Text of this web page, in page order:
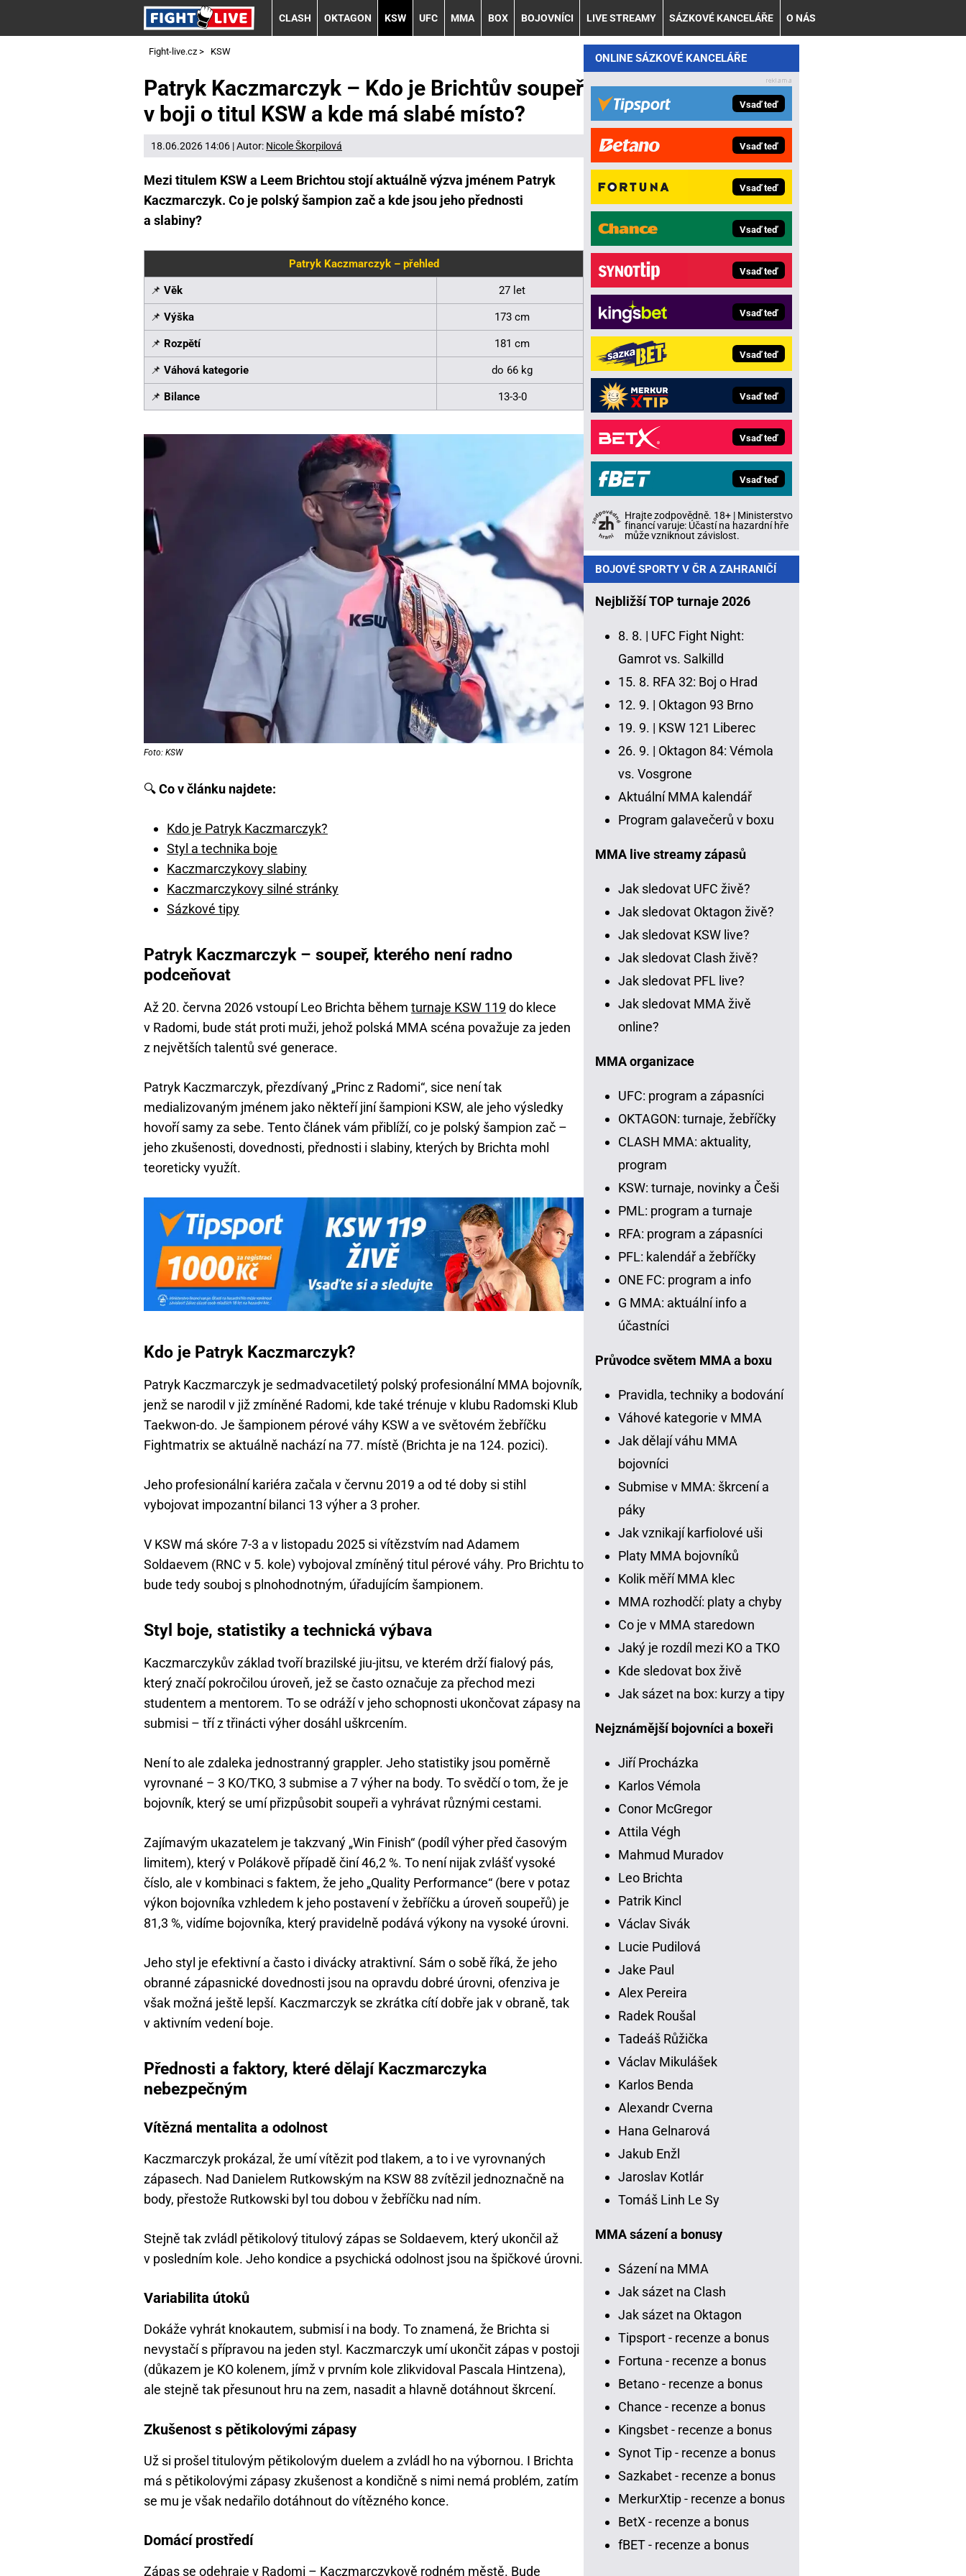
CLASH OKTAGON KSW UFC MMA BOX BOJOVNÍCI LIVE STREAMY SÁZKOVÉ KANCELÁŘE O NÁS
Fight-live.cz > KSW
Patryk Kaczmarczyk – Kdo je Brichtův soupeř
v boji o titul KSW a kde má slabé místo?
18.06.2026 14:06 | Autor: Nicole Škorpilová
Mezi titulem KSW a Leem Brichtou stojí aktuálně výzva jménem Patryk
Kaczmarczyk. Co je polský šampion zač a kde jsou jeho přednosti
a slabiny?
Patryk Kaczmarczyk – přehled
📌 Věk 27 let
📌 Výška 173 cm
📌 Rozpětí 181 cm
📌 Váhová kategorie do 66 kg
📌 Bilance 13-3-0
Foto: KSW
🔍Co v článku najdete:
Kdo je Patryk Kaczmarczyk?
Styl a technika boje
Kaczmarczykovy slabiny
Kaczmarczykovy silné stránky
Sázkové tipy
Patryk Kaczmarczyk – soupeř, kterého není radno
podceňovat
Až 20. června 2026 vstoupí Leo Brichta během turnaje KSW 119 do klece
v Radomi, bude stát proti muži, jehož polská MMA scéna považuje za jeden
z největších talentů své generace.
Patryk Kaczmarczyk, přezdívaný „Princ z Radomi“, sice není tak
medializovaným jménem jako někteří jiní šampioni KSW, ale jeho výsledky
hovoří samy za sebe. Tento článek vám přiblíží, co je polský šampion zač –
jeho zkušenosti, dovednosti, přednosti i slabiny, kterých by Brichta mohl
teoreticky využít.
Kdo je Patryk Kaczmarczyk?
Patryk Kaczmarczyk je sedmadvacetiletý polský profesionální MMA bojovník,
jenž se narodil v již zmíněné Radomi, kde také trénuje v klubu Radomski Klub
Taekwon-do. Je šampionem pérové váhy KSW a ve světovém žebříčku
Fightmatrix se aktuálně nachází na 77. místě (Brichta je na 124. pozici).
Jeho profesionální kariéra začala v červnu 2019 a od té doby si stihl
vybojovat impozantní bilanci 13 výher a 3 proher.
V KSW má skóre 7-3 a v listopadu 2025 si vítězstvím nad Adamem
Soldaevem (RNC v 5. kole) vybojoval zmíněný titul pérové váhy. Pro Brichtu to
bude tedy souboj s plnohodnotným, úřadujícím šampionem.
Styl boje, statistiky a technická výbava
Kaczmarczykův základ tvoří brazilské jiu-jitsu, ve kterém drží fialový pás,
který značí pokročilou úroveň, jež se často označuje za přechod mezi
studentem a mentorem. To se odráží v jeho schopnosti ukončovat zápasy na
submisi – tří z třinácti výher dosáhl uškrcením.
Není to ale zdaleka jednostranný grappler. Jeho statistiky jsou poměrně
vyrovnané – 3 KO/TKO, 3 submise a 7 výher na body. To svědčí o tom, že je
bojovník, který se umí přizpůsobit soupeři a vyhrávat různými cestami.
Zajímavým ukazatelem je takzvaný „Win Finish“ (podíl výher před časovým
limitem), který v Polákově případě činí 46,2 %. To není nijak zvlášť vysoké
číslo, ale v kombinaci s faktem, že jeho „Quality Performance“ (bere v potaz
výkon bojovníka vzhledem k jeho postavení v žebříčku a úroveň soupeřů) je
81,3 %, vidíme bojovníka, který pravidelně podává výkony na vysoké úrovni.
Jeho styl je efektivní a často i divácky atraktivní. Sám o sobě říká, že jeho
obranné zápasnické dovednosti jsou na opravdu dobré úrovni, ofenziva je
však možná ještě lepší. Kaczmarczyk se zkrátka cítí dobře jak v obraně, tak
v aktivním vedení boje.
Přednosti a faktory, které dělají Kaczmarczyka
nebezpečným
Vítězná mentalita a odolnost
Kaczmarczyk prokázal, že umí vítězit pod tlakem, a to i ve vyrovnaných
zápasech. Nad Danielem Rutkowským na KSW 88 zvítězil jednoznačně na
body, přestože Rutkowski byl tou dobou v žebříčku nad ním.
Stejně tak zvládl pětikolový titulový zápas se Soldaevem, který ukončil až
v posledním kole. Jeho kondice a psychická odolnost jsou na špičkové úrovni.
Variabilita útoků
Dokáže vyhrát knokautem, submisí i na body. To znamená, že Brichta si
nevystačí s přípravou na jeden styl. Kaczmarczyk umí ukončit zápas v postoji
(důkazem je KO kolenem, jímž v prvním kole zlikvidoval Pascala Hintzena),
ale stejně tak přesunout hru na zem, nasadit a hlavně dotáhnout škrcení.
Zkušenost s pětikolovými zápasy
Už si prošel titulovým pětikolovým duelem a zvládl ho na výbornou. I Brichta
má s pětikolovými zápasy zkušenost a kondičně s nimi nemá problém, zatím
se mu je však nedařilo dotáhnout do vítězného konce.
Domácí prostředí
Zápas se odehraje v Radomi – Kaczmarczykově rodném městě. Bude
ONLINE SÁZKOVÉ KANCELÁŘE
Vsaď teď
Vsaď teď
Vsaď teď
Vsaď teď
Vsaď teď
Vsaď teď
Vsaď teď
Vsaď teď
Vsaď teď
Vsaď teď
Hrajte zodpovědně. 18+ | Ministerstvo
financí varuje: Účastí na hazardní hře
může vzniknout závislost.
BOJOVÉ SPORTY V ČR A ZAHRANIČÍ
Nejbližší TOP turnaje 2026
8. 8. | UFC Fight Night:
Gamrot vs. Salkilld
15. 8. RFA 32: Boj o Hrad
12. 9. | Oktagon 93 Brno
19. 9. | KSW 121 Liberec
26. 9. | Oktagon 84: Vémola
vs. Vosgrone
Aktuální MMA kalendář
Program galavečerů v boxu
MMA live streamy zápasů
Jak sledovat UFC živě?
Jak sledovat Oktagon živě?
Jak sledovat KSW live?
Jak sledovat Clash živě?
Jak sledovat PFL live?
Jak sledovat MMA živě
online?
MMA organizace
UFC: program a zápasníci
OKTAGON: turnaje, žebříčky
CLASH MMA: aktuality,
program
KSW: turnaje, novinky a Češi
PML: program a turnaje
RFA: program a zápasníci
PFL: kalendář a žebříčky
ONE FC: program a info
G MMA: aktuální info a
účastníci
Průvodce světem MMA a boxu
Pravidla, techniky a bodování
Váhové kategorie v MMA
Jak dělají váhu MMA
bojovníci
Submise v MMA: škrcení a
páky
Jak vznikají karfiolové uši
Platy MMA bojovníků
Kolik měří MMA klec
MMA rozhodčí: platy a chyby
Co je v MMA staredown
Jaký je rozdíl mezi KO a TKO
Kde sledovat box živě
Jak sázet na box: kurzy a tipy
Nejznámější bojovníci a boxeři
Jiří Procházka
Karlos Vémola
Conor McGregor
Attila Végh
Mahmud Muradov
Leo Brichta
Patrik Kincl
Václav Sivák
Lucie Pudilová
Jake Paul
Alex Pereira
Radek Roušal
Tadeáš Růžička
Václav Mikulášek
Karlos Benda
Alexandr Cverna
Hana Gelnarová
Jakub Enžl
Jaroslav Kotlár
Tomáš Linh Le Sy
MMA sázení a bonusy
Sázení na MMA
Jak sázet na Clash
Jak sázet na Oktagon
Tipsport - recenze a bonus
Fortuna - recenze a bonus
Betano - recenze a bonus
Chance - recenze a bonus
Kingsbet - recenze a bonus
Synot Tip - recenze a bonus
Sazkabet - recenze a bonus
MerkurXtip - recenze a bonus
BetX - recenze a bonus
fBET - recenze a bonus